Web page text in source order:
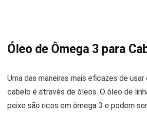
Óleo de Ômega 3 para
Uma das maneiras mais eficazes de usar
cabelo é através de óleos. O óleo de
peixe são ricos em ômega 3 e podem